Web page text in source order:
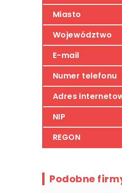
Miasto
Województwo
E-mail
Numer telefonu
Adres
NIP
REGON
Podobne